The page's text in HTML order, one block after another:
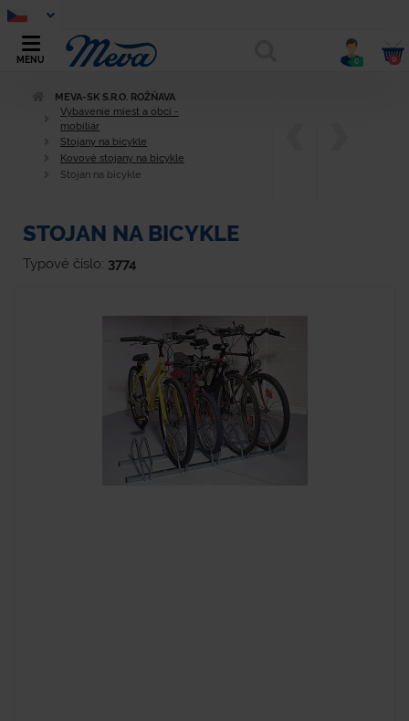
MENU 0 0
MEVA-SK S.R.O. ROŽŇAVA
Vybavenie miest a obcí -
mobiliár
Stojany na bicykle
Kovové stojany na bicykle
Stojan na bicykle
STOJAN NA BICYKLE
Typové číslo: 3774